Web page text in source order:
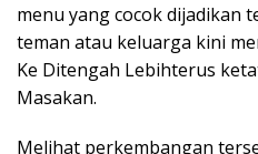
menu yang cocok dijadikan
teman atau keluarga kini
Ke Ditengah Lebihterus
Masakan.
Melihat perkembangan